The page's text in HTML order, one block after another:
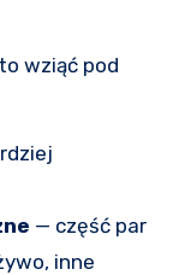
wziąć pod
— część par
inne